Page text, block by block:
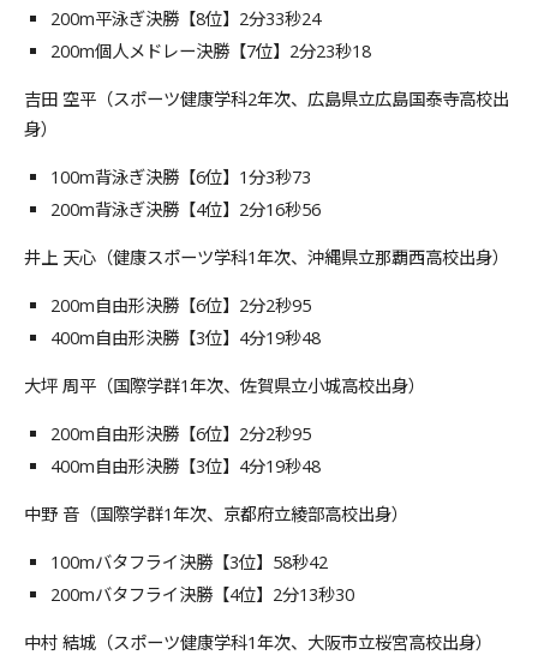
200m平泳ぎ決勝【8位】2分33秒24
200m個人メドレー決勝【7位】2分23秒18
吉田 空平（スポーツ健康学科2年次、広島県立広島国泰寺高校出
身）
100m背泳ぎ決勝【6位】1分3秒73
200m背泳ぎ決勝【4位】2分16秒56
井上 天心（健康スポーツ学科1年次、沖縄県立那覇西高校出身）
200m自由形決勝【6位】2分2秒95
400m自由形決勝【3位】4分19秒48
大坪 周平（国際学群1年次、佐賀県立小城高校出身）
200m自由形決勝【6位】2分2秒95
400m自由形決勝【3位】4分19秒48
中野 音（国際学群1年次、京都府立綾部高校出身）
100mバタフライ決勝【3位】58秒42
200mバタフライ決勝【4位】2分13秒30
中村 結城（スポーツ健康学科1年次、大阪市立桜宮高校出身）